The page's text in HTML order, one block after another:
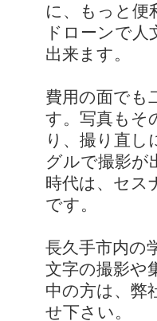
に、もっと便
ドローンで
出来ます。
費用の面でも
す。写真もそ
り、撮り直し
グルで撮影が
時代は、セス
です。
長久手市内の
文字の撮影や
中の方は、弊
せ下さい。